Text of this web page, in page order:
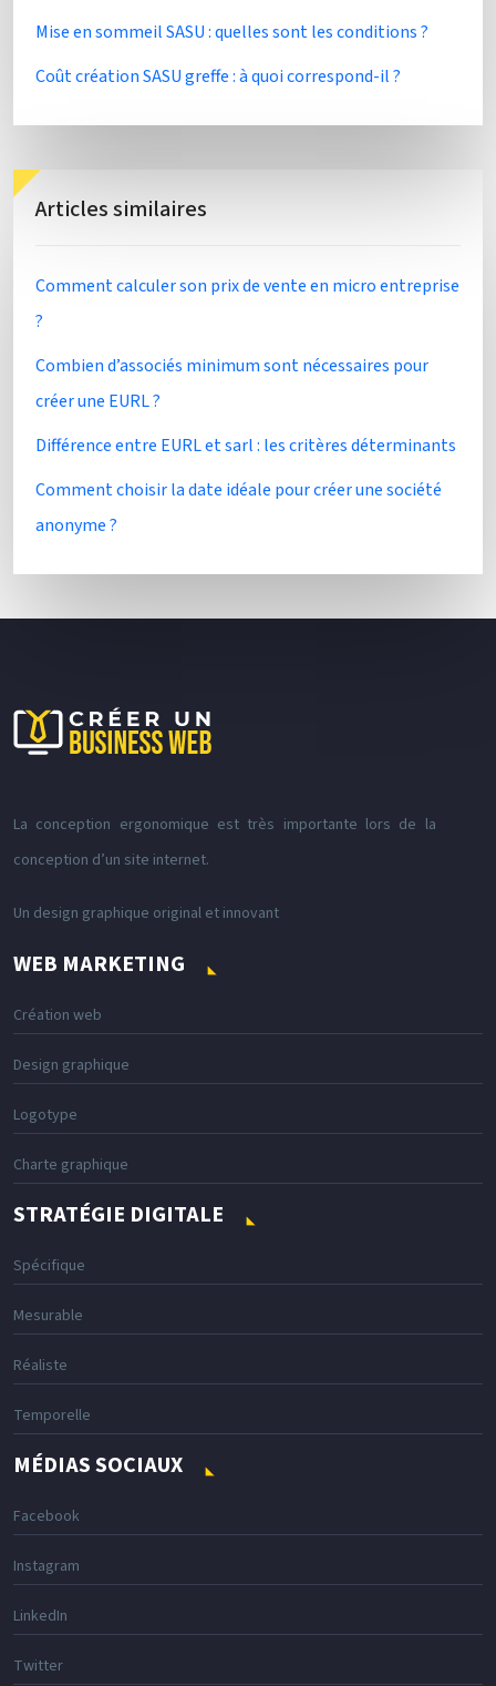
Mise en sommeil SASU : quelles sont les conditions ?
Coût création SASU greffe : à quoi correspond-il ?
Articles similaires
Comment calculer son prix de vente en micro entreprise
?
Combien d’associés minimum sont nécessaires pour
créer une EURL ?
Différence entre EURL et sarl : les critères déterminants
Comment choisir la date idéale pour créer une société
anonyme ?
La conception ergonomique est très importante lors de la
conception d’un site internet.
Un design graphique original et innovant
WEB MARKETING
Création web
Design graphique
Logotype
Charte graphique
STRATÉGIE DIGITALE
Spécifique
Mesurable
Réaliste
Temporelle
MÉDIAS SOCIAUX
Facebook
Instagram
LinkedIn
Twitter